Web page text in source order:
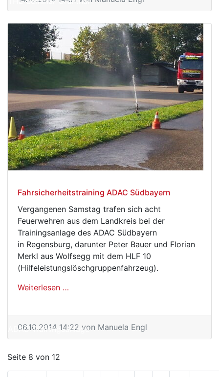
ADAC Trainingsanlage
Fahrsicherheitstraining ADAC Südbayern
Vergangenen Samstag trafen sich acht
Feuerwehren aus dem Landkreis bei der
Trainingsanlage des ADAC Südbayern
in Regensburg, darunter Peter Bauer und Florian
Merkl aus Wolfsegg mit dem HLF 10
(Hilfeleistungslöschgruppenfahrzeug).
Weiterlesen …
06.10.2014 14:22 von Manuela Engl
Seite 8 von 12